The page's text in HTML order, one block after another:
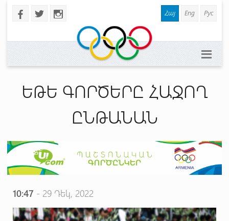
b a x Հայ Eng Рус
ԵԹԵ ԳՈՐԾԵՐԸ ՀԱՋՈՂ
ԸՆԹԱՆԱՆ
10:47 - 29 Դեկ, 2022